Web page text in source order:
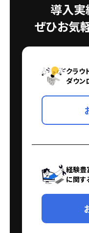
導入実
ぜひお気
クラウ
ダウン
経験豊
に関す